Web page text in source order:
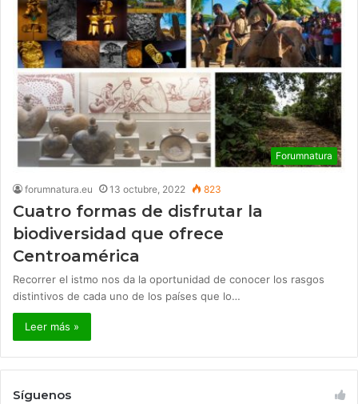
Forumnatura
forumnatura.eu 13 octubre, 2022 823
Cuatro formas de disfrutar la
biodiversidad que ofrece
Centroamérica
Recorrer el istmo nos da la oportunidad de conocer los rasgos
distintivos de cada uno de los países que lo…
Leer más »
Síguenos